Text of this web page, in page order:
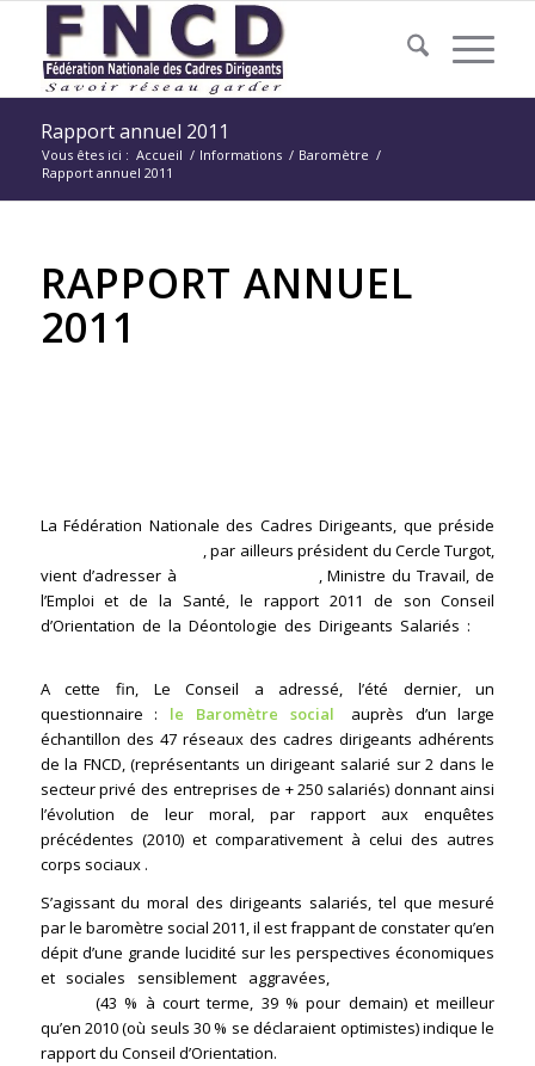
Rapport annuel 2011
Vous êtes ici : Accueil / Informations / Baromètre /
Rapport annuel 2011
RAPPORT ANNUEL
2011
La Fédération Nationale des Cadres Dirigeants, que préside
, par ailleurs président du Cercle Turgot,
vient d’adresser à
, Ministre du Travail, de
l’Emploi et de la Santé, le rapport 2011 de son Conseil
d’Orientation de la Déontologie des Dirigeants Salariés :
A cette fin, Le Conseil a adressé, l’été dernier, un
questionnaire : le Baromètre social
auprès d’un large
échantillon des 47 réseaux des cadres dirigeants adhérents
de la FNCD, (représentants un dirigeant salarié sur 2 dans le
secteur privé des entreprises de + 250 salariés) donnant ainsi
l’évolution de leur moral, par rapport aux enquêtes
précédentes (2010) et comparativement à celui des autres
corps sociaux .
S’agissant du moral des dirigeants salariés, tel que mesuré
par le baromètre social 2011, il est frappant de constater qu’en
dépit d’une grande lucidité sur les perspectives économiques
et sociales sensiblement aggravées,
(43 % à court terme, 39 % pour demain) et meilleur
qu’en 2010 (où seuls 30 % se déclaraient optimistes) indique le
rapport du Conseil d’Orientation.